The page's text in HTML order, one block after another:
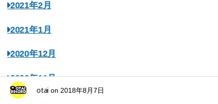
2021年2月
2021年1月
2020年12月
2020年11月
otai on 2018年8月7日